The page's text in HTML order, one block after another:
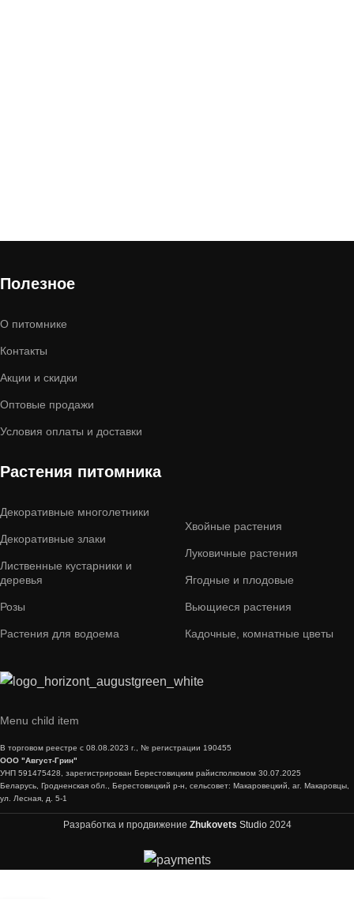
Полезное
О питомнике
Контакты
Акции и скидки
Оптовые продажи
Условия оплаты и доставки
Растения питомника
Декоративные многолетники
Декоративные злаки
Лиственные кустарники и
деревья
Розы
Растения для водоема
Хвойные растения
Луковичные растения
Ягодные и плодовые
Вьющиеся растения
Кадочные, комнатные цветы
Menu child item
В торговом реестре с 08.08.2023 г., № регистрации 190455
ООО "Август-Грин"
УНП 591475428, зарегистрирован Берестовицким райисполкомом 30.07.2025
Беларусь, Гродненская обл., Берестовицкий р-н, сельсовет: Макаровецкий, аг. Макаровцы,
ул. Лесная, д. 5-1
Разработка и продвижение Zhukovets Studio 2024